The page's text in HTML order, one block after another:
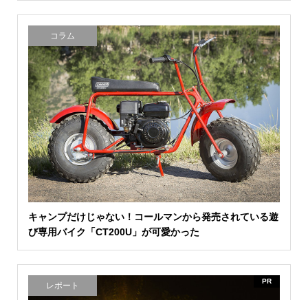
コラム
キャンプだけじゃない！コールマンから発売されている遊
び専用バイク「CT200U」が可愛かった
レポート PR